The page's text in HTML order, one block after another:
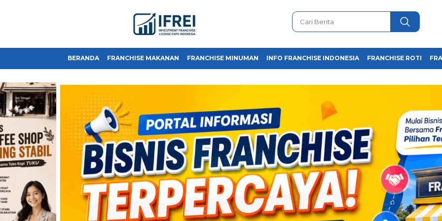
BERANDA FRANCHISE MAKANAN FRANCHISE MINUMAN INFO FRANCHISE INDONESIA FRANCHISE ROTI